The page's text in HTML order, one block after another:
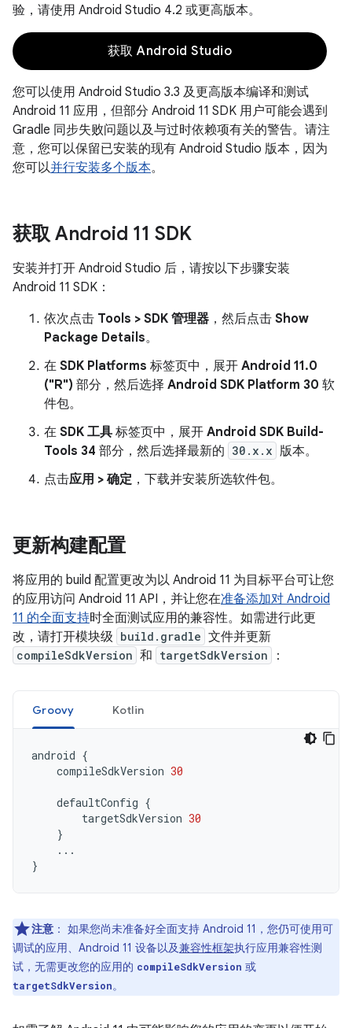
验，请使用 Android Studio 4.2 或更高版本。
获取 Android Studio
您可以使用 Android Studio 3.3 及更高版本编译和测试
Android 11 应用，但部分 Android 11 SDK 用户可能会遇到
Gradle 同步失败问题以及与过时依赖项有关的警告。请注
意，您可以保留已安装的现有 Android Studio 版本，因为
您可以并行安装多个版本。
获取 Android 11 SDK
安装并打开 Android Studio 后，请按以下步骤安装
Android 11 SDK：
依次点击 Tools > SDK 管理器 ，然后点击 Show
Package Details。
在 SDK Platforms 标签页中，展开 Android 11.0
("R") 部分，然后选择 Android SDK Platform 30 软
件包。
在 SDK 工具 标签页中，展开 Android SDK Build-
Tools 34 部分，然后选择最新的 30.x.x 版本。
点击应用 > 确定 ，下载并安装所选软件包。
更新构建配置
将应用的 build 配置更改为以 Android 11 为目标平台可让您
的应用访问 Android 11 API，并让您在准备添加对 Android
11 的全面支持时全面测试应用的兼容性。如需进行此更
改，请打开模块级 build.gradle 文件并更新
compileSdkVersion 和 targetSdkVersion ：
Groovy Kotlin
android {
compileSdkVersion 30
defaultConfig {
targetSdkVersion 30
}
...
}
注意 ： 如果您尚未准备好全面支持 Android 11，您仍可使用可
调试的应用、Android 11 设备以及兼容性框架执行应用兼容性测
试，无需更改您的应用的 compileSdkVersion 或
targetSdkVersion。